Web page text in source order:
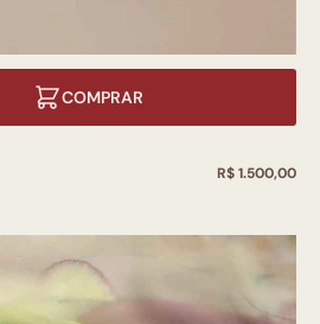
COMPRAR
R$ 1.500,00